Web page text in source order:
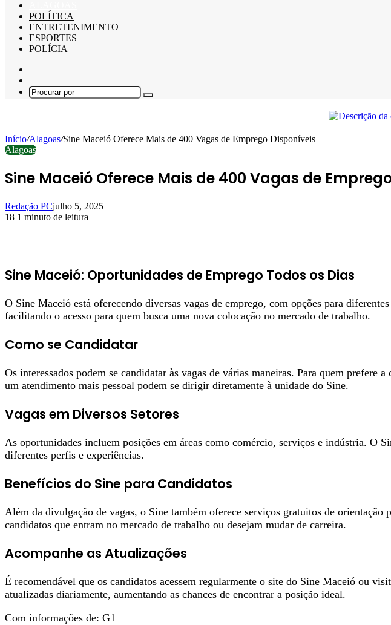
POLÍTICA
ENTRETENIMENTO
ESPORTES
POLÍCIA
skin
Procurar
Início/Alagoas/Sine Maceió Oferece Mais de 400 Vagas de Emprego Disponíveis
Alagoas
Sine Maceió Oferece Mais de 400 Vagas de
Redação PCjulho 5, 2025
18 1 minuto de leitura
Sine Maceió: Oportunidades de Emprego Todos os Dias
O Sine Maceió está oferecendo diversas vagas de emprego, com opções para
facilitando o acesso para quem busca uma nova colocação no mercado de trabalho.
Como se Candidatar
Os interessados podem se candidatar às vagas de várias maneiras. Para quem
um atendimento mais pessoal podem se dirigir diretamente à unidade do Sine.
Vagas em Diversos Setores
As oportunidades incluem posições em áreas como comércio, serviços e indústria. O
diferentes perfis e experiências.
Benefícios do Sine para Candidatos
Além da divulgação de vagas, o Sine também oferece serviços gratuitos de
candidatos que entram no mercado de trabalho ou desejam mudar de carreira.
Acompanhe as Atualizações
É recomendável que os candidatos acessem regularmente o site do Sine Maceió ou
atualizadas diariamente, aumentando as chances de encontrar a posição ideal.
Com informações de: G1